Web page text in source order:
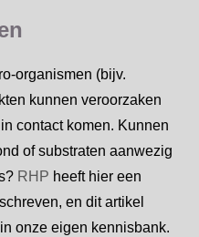
organismen (bijv.
kunnen veroorzaken
contact komen. Kunnen
of substraten aanwezig
RHP heeft hier een
en dit artikel
onze eigen kennisbank.